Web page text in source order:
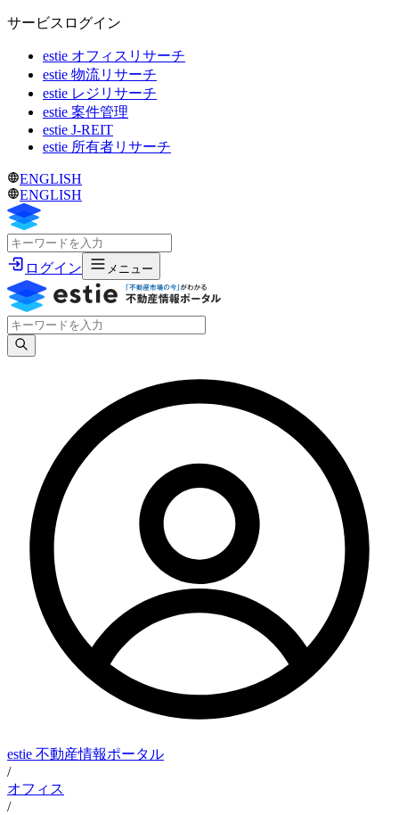
サービスログイン
estie オフィスリサーチ
estie 物流リサーチ
estie レジリサーチ
estie 案件管理
estie J-REIT
estie 所有者リサーチ
ENGLISH
ENGLISH
ログイン メニュー
estie 不動産情報ポータル
/
オフィス
/